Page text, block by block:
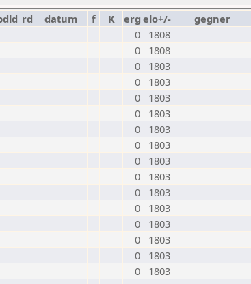
rd datum f K erg elo+/- gegner
0
1808
0
1808
0
1803
0
1803
0
1803
0
1803
0
1803
0
1803
0
1803
0
1803
0
1803
0
1803
0
1803
0
1803
0
1803
0
1803